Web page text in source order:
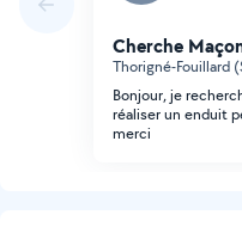
Cherche
Thorigné-Fouillard
Bonjour, je
réaliser un enduit
merci